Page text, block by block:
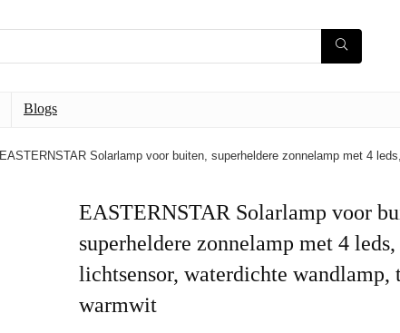
Blogs
EASTERNSTAR Solarlamp voor buiten, superheldere zonnelamp met 4
EASTERNSTAR Solarlamp voor
superheldere zonnelamp met 4 leds,
lichtsensor, waterdichte wandlamp,
warmwit